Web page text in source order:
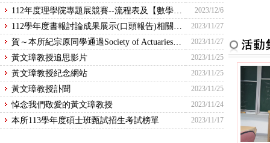
112年度理學院專題展競賽--流程表及【數學統計組】報告順序 2023/12/6
112學年度書報討論成果展示(口頭報告)相關事宜 2023/11/27
賀～本所紀宗原同學通過Society of Actuaries精算師考試 2023/11/27
黃文璋教授追思影片 2023/11/25
黃文璋教授紀念網站 2023/11/25
黃文璋教授訃聞 2023/11/25
悼念我們敬愛的黃文璋教授 2023/11/24
本所113學年度碩士班甄試招生考試榜單 2023/11/17